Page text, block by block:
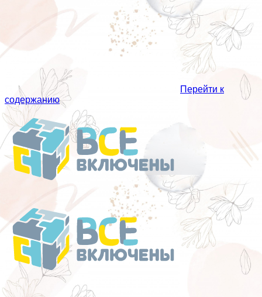
Перейти к
содержанию